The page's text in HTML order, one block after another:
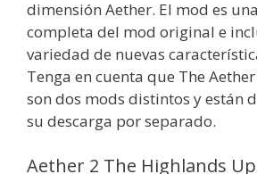
dimensión Aether. El mod es
completa del mod original e
variedad de nuevas
Tenga en cuenta que The
son dos mods distintos y están
su descarga por separado.
Aether 2 The Highlands